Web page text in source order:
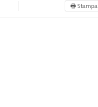
🖶 Stampa